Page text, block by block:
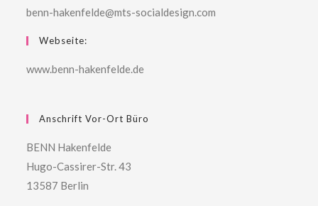
benn-hakenfelde@mts-socialdesign.com
Webseite:
www.benn-hakenfelde.de
Anschrift Vor-Ort Büro
BENN Hakenfelde
Hugo-Cassirer-Str. 43
13587 Berlin